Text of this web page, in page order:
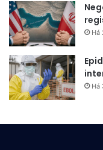
Há
Há